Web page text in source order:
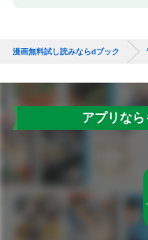
漫画無料試し読みならdブック
アプリなら